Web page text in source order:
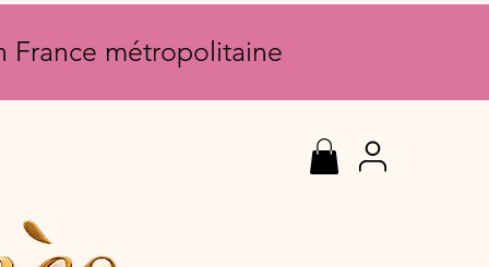
France métropolitaine